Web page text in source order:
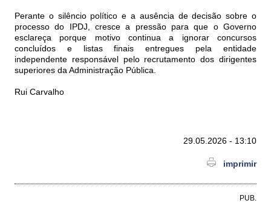
Perante o silêncio político e a ausência de decisão sobre o
processo do IPDJ, cresce a pressão para que o Governo
esclareça porque motivo continua a ignorar concursos
concluídos e listas finais entregues pela entidade
independente responsável pelo recrutamento dos dirigentes
superiores da Administração Pública.
Rui Carvalho
29.05.2026 - 13:10
imprimir
PUB.